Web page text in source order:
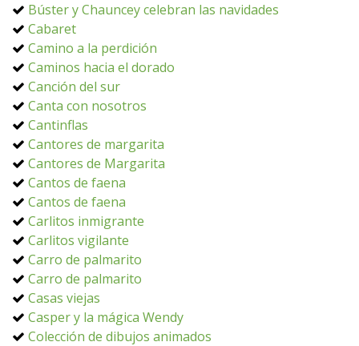
Búster y Chauncey celebran las navidades
Cabaret
Camino a la perdición
Caminos hacia el dorado
Canción del sur
Canta con nosotros
Cantinflas
Cantores de margarita
Cantores de Margarita
Cantos de faena
Cantos de faena
Carlitos inmigrante
Carlitos vigilante
Carro de palmarito
Carro de palmarito
Casas viejas
Casper y la mágica Wendy
Colección de dibujos animados